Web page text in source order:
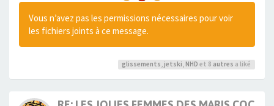
Vous n’avez pas les permissions nécessaires pour voir
les fichiers joints à ce message.
glissements, jetski, NHD et 8 autres a liké